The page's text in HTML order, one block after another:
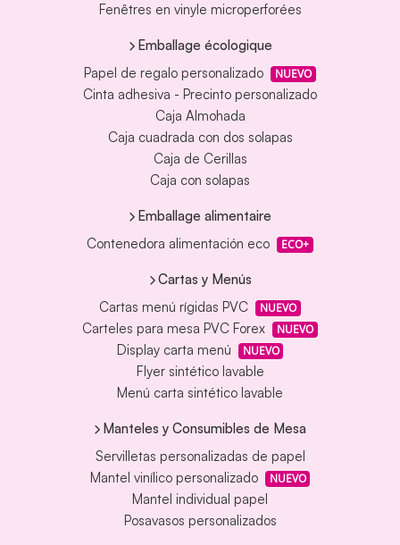
Fenêtres en vinyle microperforées
Emballage écologique
Papel de regalo personalizado
NUEVO
Cinta adhesiva - Precinto personalizado
Caja Almohada
Caja cuadrada con dos solapas
Caja de Cerillas
Caja con solapas
Emballage alimentaire
Contenedora alimentación eco
ECO+
Cartas y Menús
Cartas menú rígidas PVC
NUEVO
Carteles para mesa PVC Forex NUEVO
Display carta menú NUEVO
Flyer sintético lavable
Menú carta sintético lavable
Manteles y Consumibles de Mesa
Servilletas personalizadas de papel
Mantel vinílico personalizado
NUEVO
Mantel individual papel
Posavasos personalizados